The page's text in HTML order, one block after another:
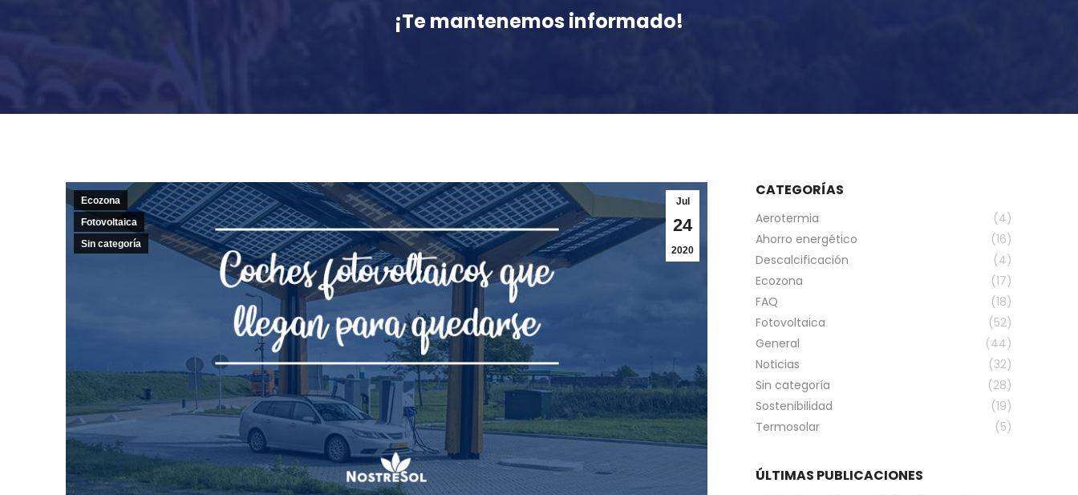
¡Te mantenemos informado!
Jul
24
2020
Ecozona
Fotovoltaica
Sin categoría
CATEGORÍAS
Aerotermia
(4)
Ahorro energético
(16)
Descalcificación
(4)
Ecozona
(17)
FAQ
(18)
Fotovoltaica
(52)
General
(44)
Noticias
(32)
Sin categoría
(28)
Sostenibilidad
(19)
Termosolar
(5)
ÚLTIMAS PUBLICACIONES